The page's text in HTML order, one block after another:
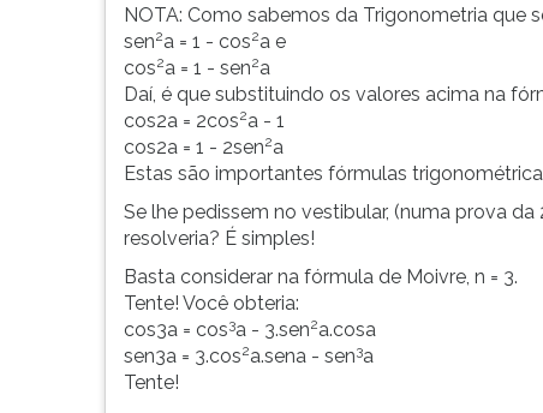
NOTA: Como sabemos da Trigonometria que
sen2a = 1 - cos2a e
cos2a = 1 - sen2a
Daí, é que substituindo os valores acima na
cos2a = 2cos2a - 1
cos2a = 1 - 2sen2a
Estas são importantes fórmulas
Se lhe pedissem no vestibular, (numa prova
resolveria? É simples!
Basta considerar na fórmula de Moivre, n = 3.
Tente! Você obteria:
cos3a = cos3a - 3.sen2a.cosa
sen3a = 3.cos2a.sena - sen3a
Tente!